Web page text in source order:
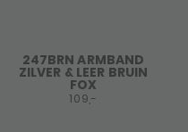
247BRN ARMBAND
ZILVER & LEER BRUIN
FOX
109,-